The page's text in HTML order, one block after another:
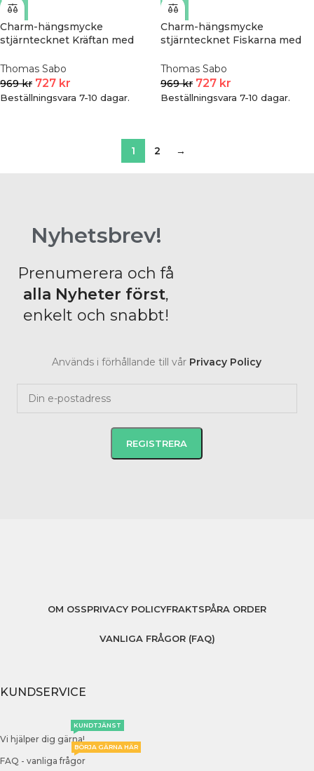
Charm-hängsmycke
stjärntecknet Kräftan med
Thomas Sabo
969kr 727 kr
Beställningsvara 7-10 dagar.
Charm-hängsmycke
stjärntecknet Fiskarna med
Thomas Sabo
969kr 727 kr
Beställningsvara 7-10 dagar.
1 2 →
Nyhetsbrev!
Prenumerera och få
alla Nyheter först,
enkelt och snabbt!
Används i förhållande till vår Privacy Policy
OM OSSPRIVACY POLICYFRAKTSPÅRA ORDER
VANLIGA FRÅGOR (FAQ)
KUNDSERVICE
Vi hjälper dig gärna!
KUNDTJÄNST
FAQ - vanliga frågor
BÖRJA GÄRNA HÄR